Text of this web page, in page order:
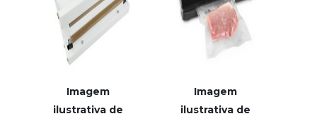
Imagem
ilustrativa de
Imagem
ilustrativa de